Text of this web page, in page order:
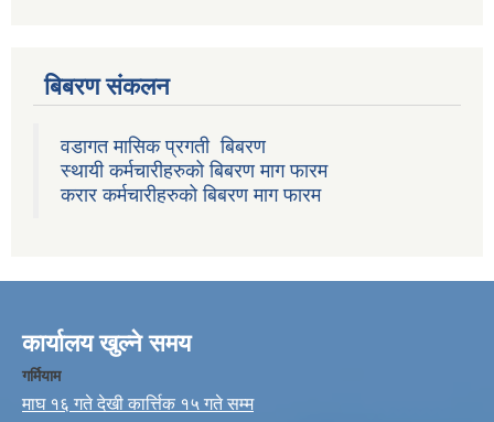
बिबरण संकलन
वडागत मासिक प्रगती बिबरण
स्थायी कर्मचारीहरुको बिबरण माग फारम
करार कर्मचारीहरुको बिबरण माग फारम
कार्यालय खुल्ने समय
गर्मियाम
माघ १६ गते देखी कार्त्तिक १५ गते सम्म